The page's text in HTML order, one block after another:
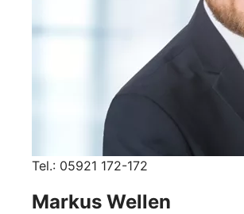
Tel.: 05921 172-172
Markus Wellen